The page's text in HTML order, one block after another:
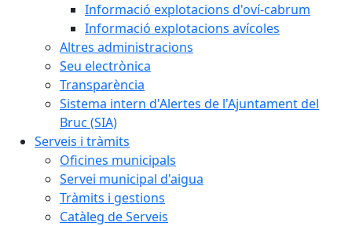
Informació explotacions d'oví-cabrum
Informació explotacions avícoles
Altres administracions
Seu electrònica
Transparència
Sistema intern d'Alertes de l'Ajuntament del
Bruc (SIA)
Serveis i tràmits
Oficines municipals
Servei municipal d'aigua
Tràmits i gestions
Catàleg de Serveis